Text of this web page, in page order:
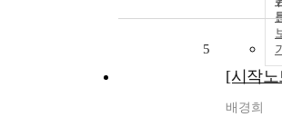
5
[시작
배경희